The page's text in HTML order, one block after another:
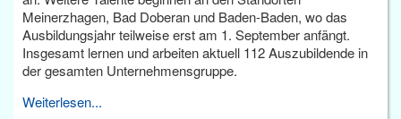
Meinerzhagen, Bad Doberan und Baden-Baden, wo das
Ausbildungsjahr teilweise erst am 1. September anfängt.
Insgesamt lernen und arbeiten aktuell 112 Auszubildende in
der gesamten Unternehmensgruppe.
Weiterlesen...